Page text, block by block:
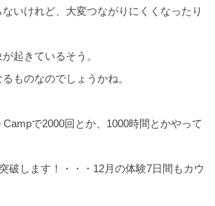
いけれど、大変つながりにくくなったり
起きているそう。
ものなのでしょうかね。
Campで2000回とか、1000時間とかやって
破します！・・・12月の体験7日間もカウ